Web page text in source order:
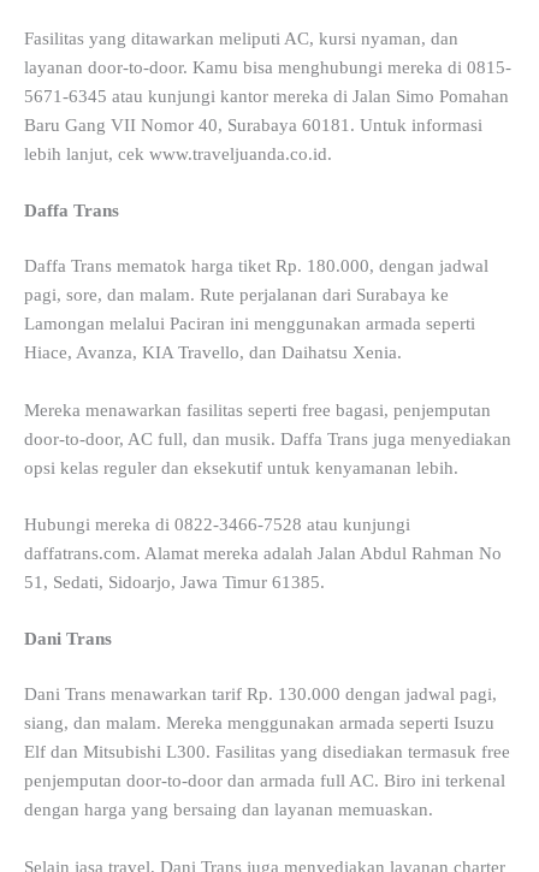
Fasilitas yang ditawarkan meliputi AC, kursi nyaman, dan
layanan door-to-door. Kamu bisa menghubungi mereka di 0815-
5671-6345 atau kunjungi kantor mereka di Jalan Simo Pomahan
Baru Gang VII Nomor 40, Surabaya 60181. Untuk informasi
lebih lanjut, cek www.traveljuanda.co.id.
Daffa Trans
Daffa Trans mematok harga tiket Rp. 180.000, dengan jadwal
pagi, sore, dan malam. Rute perjalanan dari Surabaya ke
Lamongan melalui Paciran ini menggunakan armada seperti
Hiace, Avanza, KIA Travello, dan Daihatsu Xenia.
Mereka menawarkan fasilitas seperti free bagasi, penjemputan
door-to-door, AC full, dan musik. Daffa Trans juga menyediakan
opsi kelas reguler dan eksekutif untuk kenyamanan lebih.
Hubungi mereka di 0822-3466-7528 atau kunjungi
daffatrans.com. Alamat mereka adalah Jalan Abdul Rahman No
51, Sedati, Sidoarjo, Jawa Timur 61385.
Dani Trans
Dani Trans menawarkan tarif Rp. 130.000 dengan jadwal pagi,
siang, dan malam. Mereka menggunakan armada seperti Isuzu
Elf dan Mitsubishi L300. Fasilitas yang disediakan termasuk free
penjemputan door-to-door dan armada full AC. Biro ini terkenal
dengan harga yang bersaing dan layanan memuaskan.
Selain jasa travel, Dani Trans juga menyediakan layanan charter